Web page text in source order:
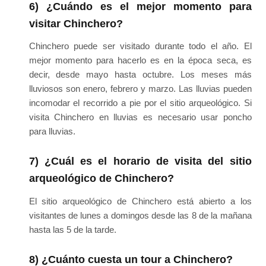
6) ¿Cuándo es el mejor momento para
visitar Chinchero?
Chinchero puede ser visitado durante todo el año. El
mejor momento para hacerlo es en la época seca, es
decir, desde mayo hasta octubre. Los meses más
lluviosos son enero, febrero y marzo. Las lluvias pueden
incomodar el recorrido a pie por el sitio arqueológico. Si
visita Chinchero en lluvias es necesario usar poncho
para lluvias.
7) ¿Cuál es el horario de visita del sitio
arqueológico de Chinchero?
El sitio arqueológico de Chinchero está abierto a los
visitantes de lunes a domingos desde las 8 de la mañana
hasta las 5 de la tarde.
8) ¿Cuánto cuesta un tour a Chinchero?